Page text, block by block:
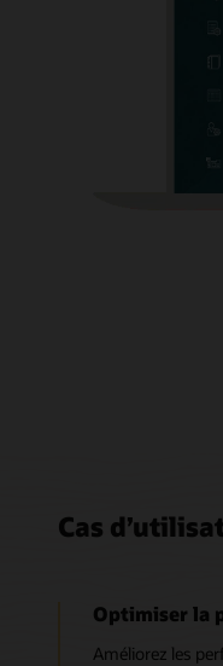
Cas
Optimiser la
Améliorez les